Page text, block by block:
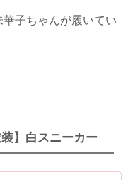
子ちゃんが履いてい
】白スニーカー